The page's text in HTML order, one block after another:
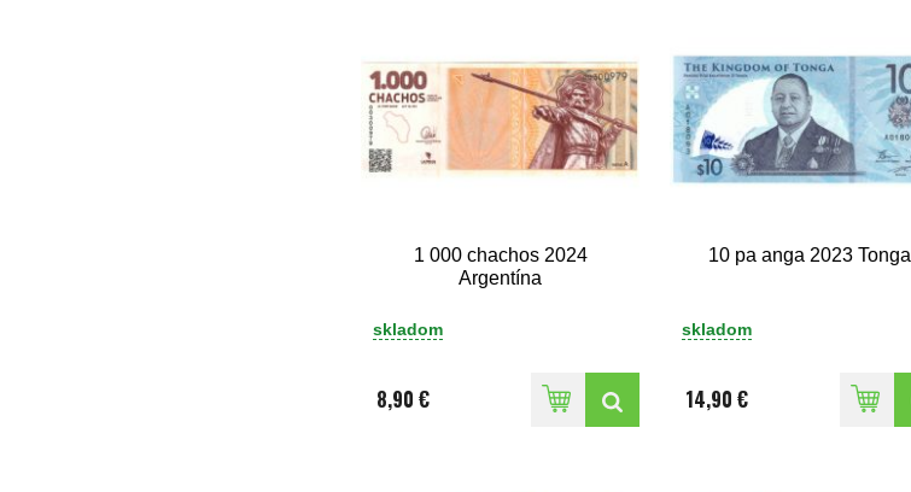
1 000 chachos 2024
Argentína
skladom
8,90 €
10 pa anga 2023 Tonga
skladom
14,90 €